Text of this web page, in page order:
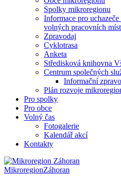
Spolky mikroregionu
Informace pro
volných pracovních míst
Zpravodaj
Cyklotrasa
Anketa
Středisková knihovna
Centrum společných
Informační
Plán rozvoje
Pro spolky
Pro obce
Volný čas
Fotogalerie
Kalendář akcí
Kontakty
MikroregionZáhoran